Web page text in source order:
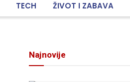
TECH ŽIVOT I ZABAVA
Najnovije